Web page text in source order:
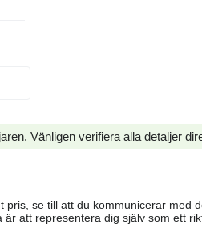
Vänligen verifiera alla detaljer
se till att du kommunicerar med
att representera dig själv som ett